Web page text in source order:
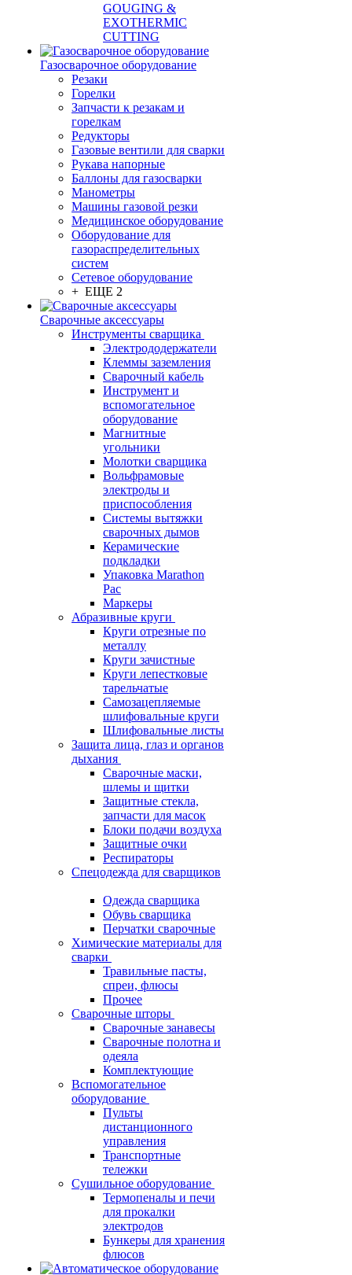
GOUGING &
EXOTHERMIC
CUTTING
Газосварочное оборудование
Резаки
Горелки
Запчасти к резакам и
горелкам
Редукторы
Газовые вентили для сварки
Рукава напорные
Баллоны для газосварки
Манометры
Машины газовой резки
Медицинское оборудование
Оборудование для
газораспределительных
систем
Сетевое оборудование
+ ЕЩЕ 2
Сварочные аксессуары
Инструменты сварщика
Электрододержатели
Клеммы заземления
Сварочный кабель
Инструмент и
вспомогательное
оборудование
Магнитные
угольники
Молотки сварщика
Вольфрамовые
электроды и
приспособления
Системы вытяжки
сварочных дымов
Керамические
подкладки
Упаковка Marathon
Pac
Маркеры
Абразивные круги
Круги отрезные по
металлу
Круги зачистные
Круги лепестковые
тарельчатые
Самозацепляемые
шлифовальные круги
Шлифовальные листы
Защита лица, глаз и органов
дыхания
Сварочные маски,
шлемы и щитки
Защитные стекла,
запчасти для масок
Блоки подачи воздуха
Защитные очки
Респираторы
Спецодежда для сварщиков
Одежда сварщика
Обувь сварщика
Перчатки сварочные
Химические материалы для
сварки
Травильные пасты,
спреи, флюсы
Прочее
Сварочные шторы
Сварочные занавесы
Сварочные полотна и
одеяла
Комплектующие
Вспомогательное
оборудование
Пульты
дистанционного
управления
Транспортные
тележки
Сушильное оборудование
Термопеналы и печи
для прокалки
электродов
Бункеры для хранения
флюсов